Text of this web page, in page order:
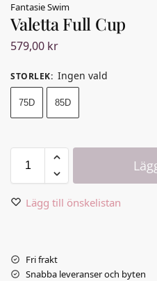
Fantasie Swim
Valetta Full Cup
579,00 kr
STORLEK: Ingen vald
75D 85D
Lägg till önskelistan
Fri frakt
Snabba leveranser och byten